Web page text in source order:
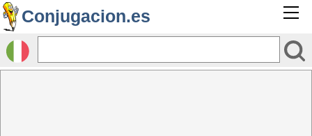
Conjugacion.es